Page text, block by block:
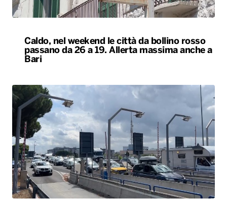
Caldo, nel weekend le città da bollino rosso
passano da 26 a 19. Allerta massima anche a
Bari